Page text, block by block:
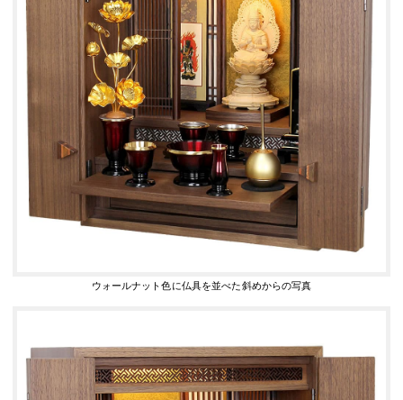
ウォールナット色に仏具を並べた斜めからの写真